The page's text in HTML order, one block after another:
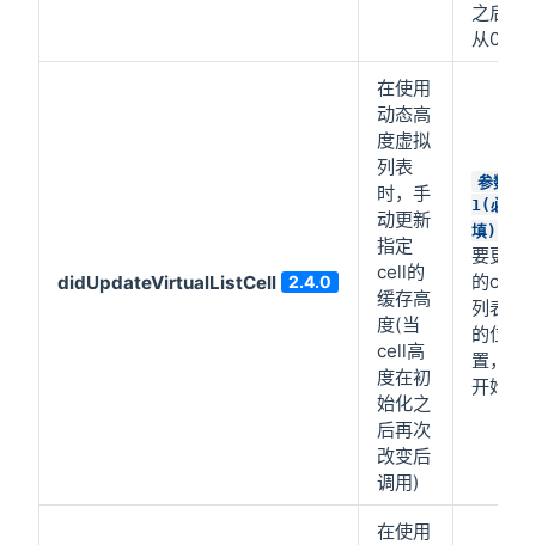
之后，
从0开始
didUpdateVirtualListCell 2.4.0
在使用
动态高
度虚拟
列表
时，手
动更新
指定
cell的
缓存高
度(当
cell高
度在初
始化之
后再次
改变后
调用)
参数
1(必
填)
要更新
的cell
列表中
的位
置，从0
开始
在使用